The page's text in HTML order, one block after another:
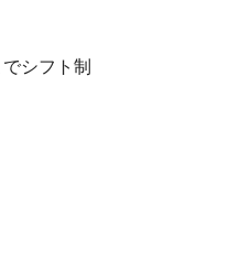
シフト制